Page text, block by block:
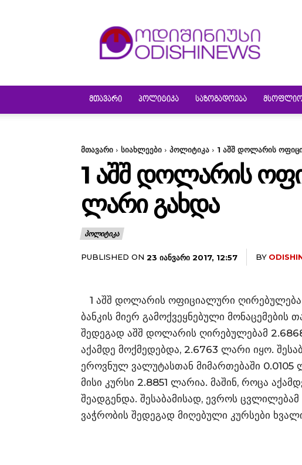
ᲛᲗᲐᲕᲐᲠᲘ ᲞᲝᲚᲘᲢᲘᲙᲐ ᲡᲐᲖᲝᲒᲐᲓᲝᲔᲑᲐ
მთავარი სიახლეები პოლიტიკა 1 აშშ დოლარის
1 ᲐᲨᲨ ᲓᲝᲚᲐᲠᲘᲡ
ᲚᲐᲠᲘ ᲒᲐᲮᲓᲐ
ᲞᲝᲚᲘᲢᲘᲙᲐ
PUBLISHED ON 23 ᲘᲐᲜᲕᲐᲠᲘ 2017, 12:57 BY
1 აშშ დოლარის ოფიციალური
ბანკის მიერ გამოქვეყნებული მონაცემების
შედეგად აშშ დოლარის ღირებულებამ
აქამდე მოქმედებდა, 2.6763 ლარი იყო.
ეროვნულ ვალუტასთან მიმართებაში 0.0105
მისი კურსი 2.8851 ლარია. მაშინ, როცა
შეადგენდა. შესაბამისად, ევროს
ვაჭრობის შედეგად მიღებული კურსები